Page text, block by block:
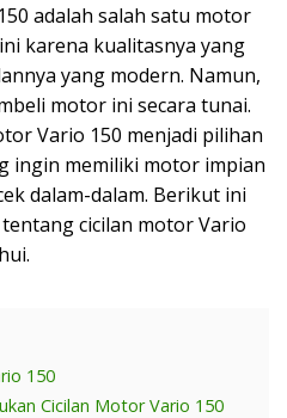
adalah salah satu motor
karena kualitasnya yang
yang modern. Namun,
motor ini secara tunai.
Vario 150 menjadi pilihan
ingin memiliki motor impian
dalam-dalam. Berikut ini
cicilan motor Vario
150
Cicilan Motor Vario 150